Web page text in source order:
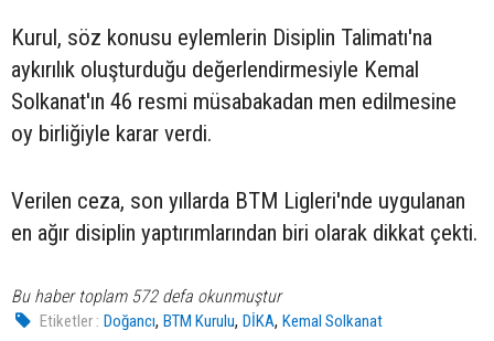
Kurul, söz konusu eylemlerin Disiplin Talimatı'na
aykırılık oluşturduğu değerlendirmesiyle Kemal
Solkanat'ın 46 resmi müsabakadan men edilmesine
oy birliğiyle karar verdi.
Verilen ceza, son yıllarda BTM Ligleri'nde uygulanan
en ağır disiplin yaptırımlarından biri olarak dikkat çekti.
Bu haber toplam 572 defa okunmuştur
Etiketler : Doğancı,BTM Kurulu,DİKA,Kemal Solkanat